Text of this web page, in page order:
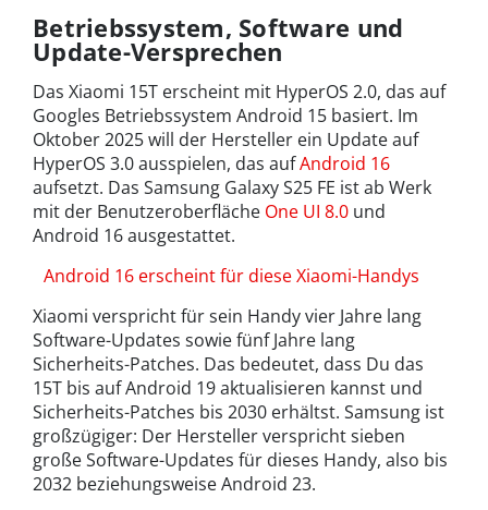
Betriebssystem, Software und
Update-Versprechen
Das Xiaomi 15T erscheint mit HyperOS 2.0, das auf
Googles Betriebssystem Android 15 basiert. Im
Oktober 2025 will der Hersteller ein Update auf
HyperOS 3.0 ausspielen, das aufAndroid 16
aufsetzt. Das Samsung Galaxy S25 FE ist ab Werk
mit der Benutzeroberfläche One UI 8.0 und
Android 16 ausgestattet.
Android 16 erscheint für diese Xiaomi-Handys
Xiaomi verspricht für sein Handy vier Jahre lang
Software-Updates sowie fünf Jahre lang
Sicherheits-Patches. Das bedeutet, dass Du das
15T bis auf Android 19 aktualisieren kannst und
Sicherheits-Patches bis 2030 erhältst. Samsung ist
großzügiger: Der Hersteller verspricht sieben
große Software-Updates für dieses Handy, also bis
2032 beziehungsweise Android 23.